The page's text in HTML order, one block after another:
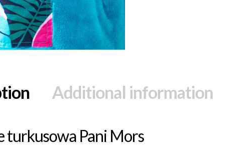
Additional information
turkusowa Pani Mors